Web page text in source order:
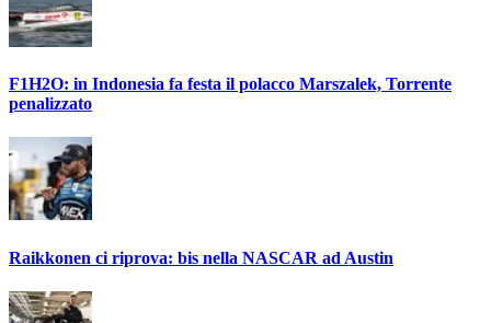
F1H2O: in Indonesia fa festa il polacco Marszalek, Torrente
penalizzato
Raikkonen ci riprova: bis nella NASCAR ad Austin